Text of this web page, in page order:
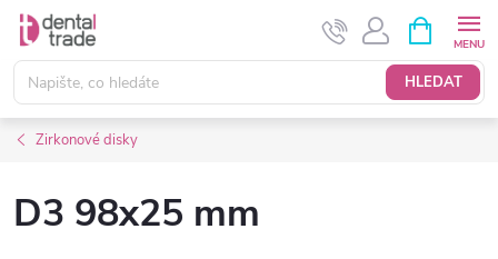
Přejít
obsah
HLEDAT
NÁKUPNÍ
KOŠÍK
Zirkonové disky
D3 98x25 mm